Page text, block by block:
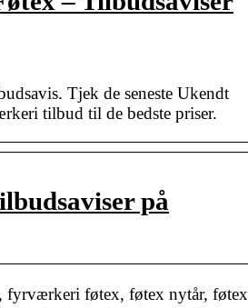
Tjek de seneste Ukendt
tilbud til de bedste priser.
på
føtex, føtex nytår, føtex